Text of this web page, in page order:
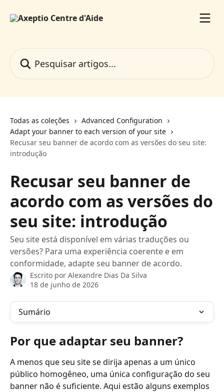
Todas as coleções
Advanced Configuration
Adapt your banner to each version of your site
Recusar seu banner de acordo com as versões do seu site:
introdução
Recusar seu banner de
acordo com as versões do
seu site: introdução
Seu site está disponível em várias traduções ou
versões? Para uma experiência coerente e em
conformidade, adapte seu banner de acordo.
Escrito por Alexandre Dias Da Silva
18 de junho de 2026
Sumário
Por que adaptar seu banner?
A menos que seu site se dirija apenas a um único
público homogêneo, uma única configuração do seu
banner não é suficiente. Aqui estão alguns exemplos